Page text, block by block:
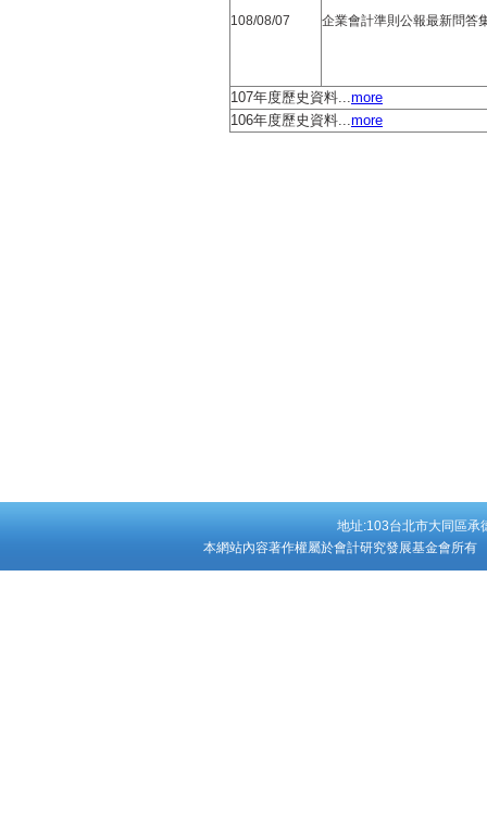
108/08/07 企業會計準則公報最新問答
107年度歷史資料...more
106年度歷史資料...more
地址:103台北市大同區
本網站內容著作權屬於會計研究發展基金會所